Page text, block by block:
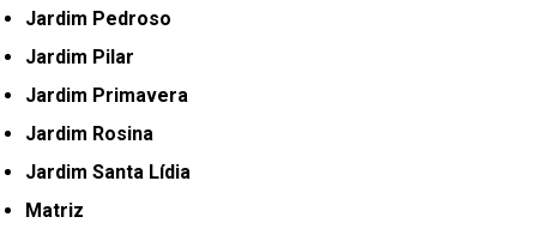
Jardim Pedroso
Jardim Pilar
Jardim Primavera
Jardim Rosina
Jardim Santa Lídia
Matriz